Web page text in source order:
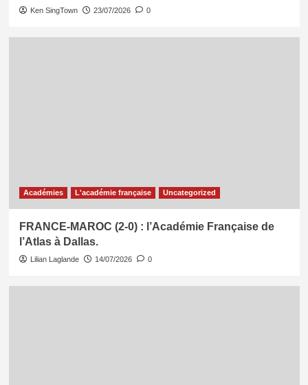
Ken SingTown 23/07/2026 0
Académies L'académie française Uncategorized
FRANCE-MAROC (2-0) : l’Académie Française de
l’Atlas à Dallas.
Lilian Laglande 14/07/2026 0